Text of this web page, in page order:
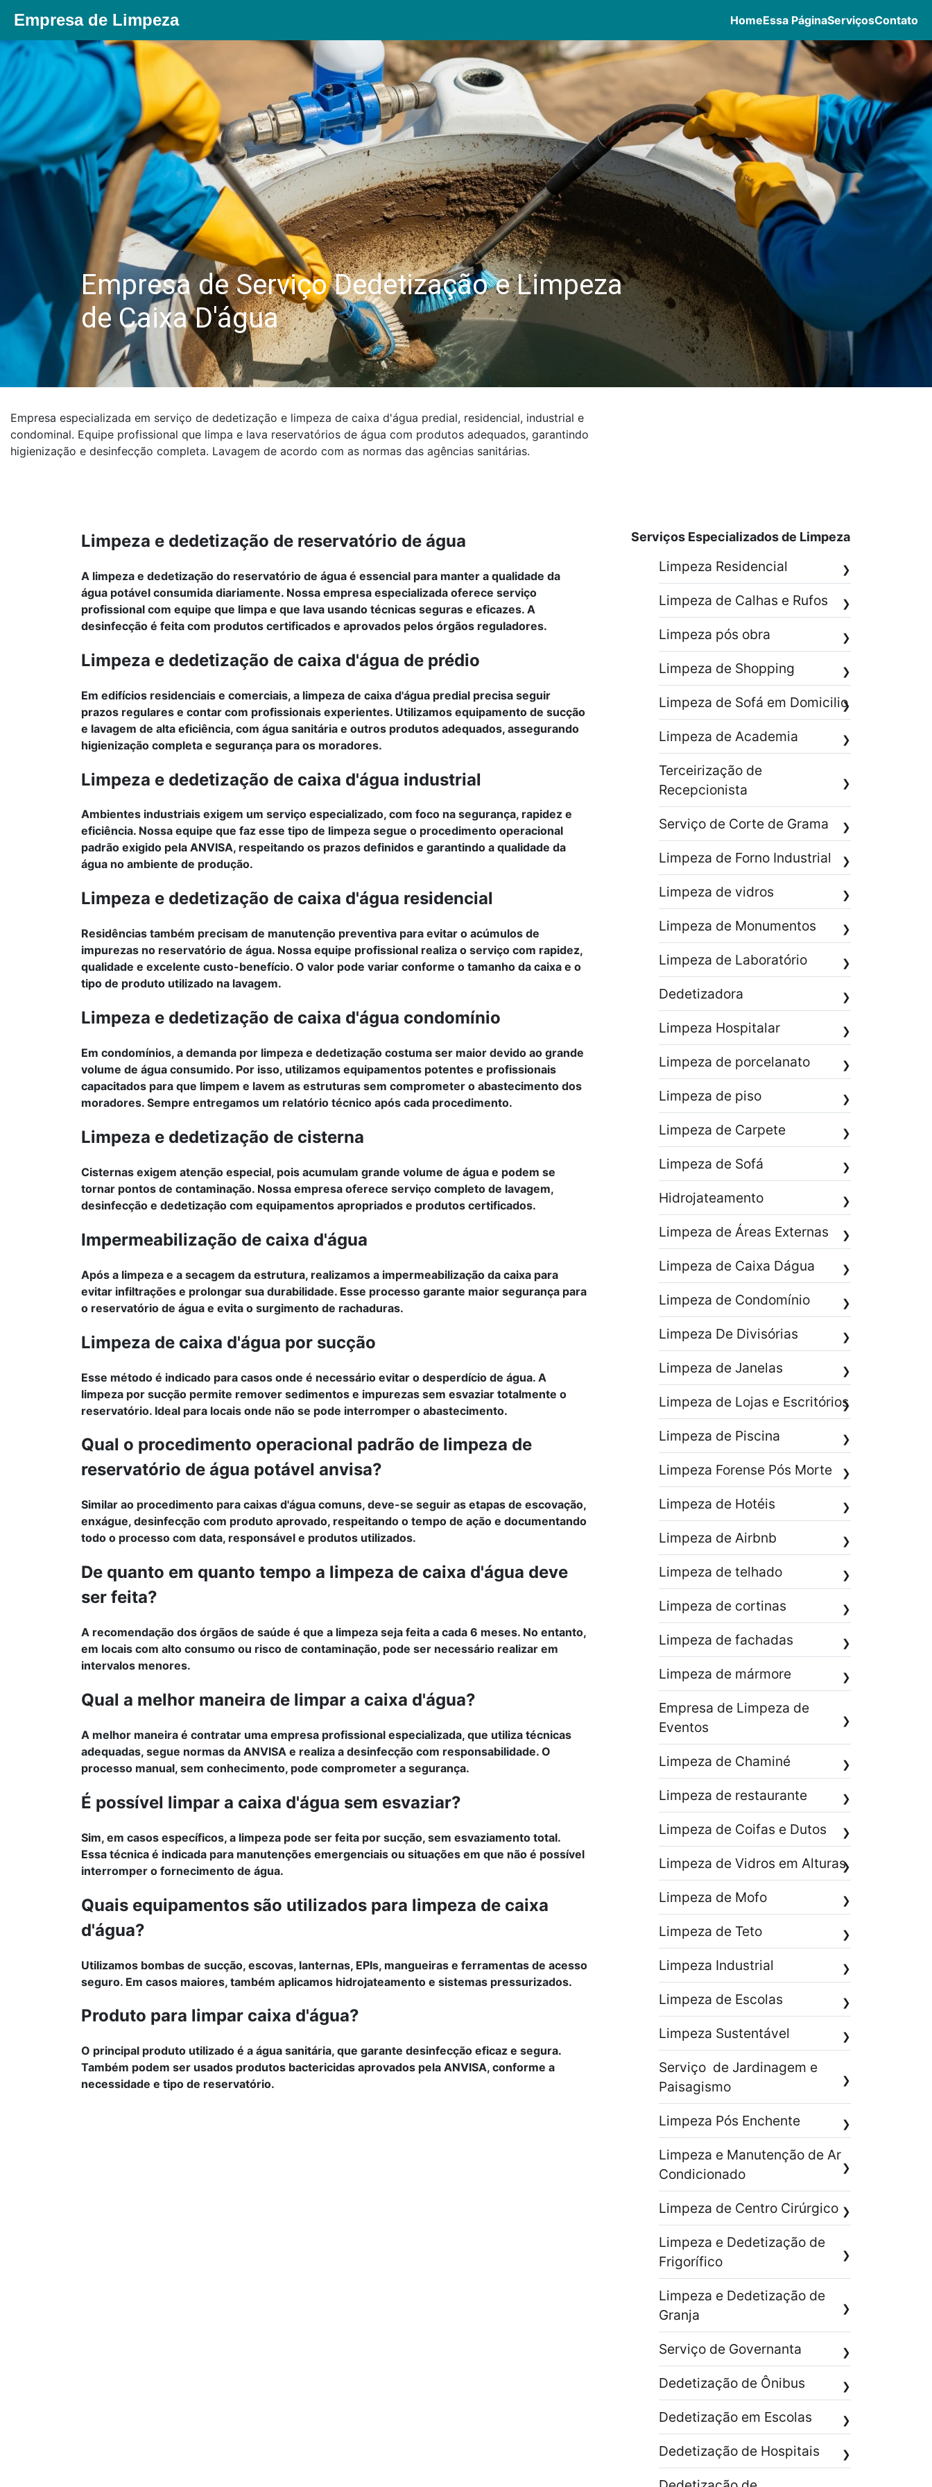
Empresa de Limpeza HomeEssa PáginaServiçosContato
Empresa de Serviço Dedetização e Limpeza
de Caixa D'água
Empresa especializada em serviço de dedetização e limpeza de caixa d'água predial, residencial, industrial e
condominal. Equipe profissional que limpa e lava reservatórios de água com produtos adequados, garantindo
higienização e desinfecção completa. Lavagem de acordo com as normas das agências sanitárias.
Limpeza e dedetização de reservatório de água
A limpeza e dedetização do reservatório de água é essencial para manter a qualidade da
água potável consumida diariamente. Nossa empresa especializada oferece serviço
profissional com equipe que limpa e que lava usando técnicas seguras e eficazes. A
desinfecção é feita com produtos certificados e aprovados pelos órgãos reguladores.
Limpeza e dedetização de caixa d'água de prédio
Em edifícios residenciais e comerciais, a limpeza de caixa d'água predial precisa seguir
prazos regulares e contar com profissionais experientes. Utilizamos equipamento de sucção
e lavagem de alta eficiência, com água sanitária e outros produtos adequados, assegurando
higienização completa e segurança para os moradores.
Limpeza e dedetização de caixa d'água industrial
Ambientes industriais exigem um serviço especializado, com foco na segurança, rapidez e
eficiência. Nossa equipe que faz esse tipo de limpeza segue o procedimento operacional
padrão exigido pela ANVISA, respeitando os prazos definidos e garantindo a qualidade da
água no ambiente de produção.
Limpeza e dedetização de caixa d'água residencial
Residências também precisam de manutenção preventiva para evitar o acúmulos de
impurezas no reservatório de água. Nossa equipe profissional realiza o serviço com rapidez,
qualidade e excelente custo-benefício. O valor pode variar conforme o tamanho da caixa e o
tipo de produto utilizado na lavagem.
Limpeza e dedetização de caixa d'água condomínio
Em condomínios, a demanda por limpeza e dedetização costuma ser maior devido ao grande
volume de água consumido. Por isso, utilizamos equipamentos potentes e profissionais
capacitados para que limpem e lavem as estruturas sem comprometer o abastecimento dos
moradores. Sempre entregamos um relatório técnico após cada procedimento.
Limpeza e dedetização de cisterna
Cisternas exigem atenção especial, pois acumulam grande volume de água e podem se
tornar pontos de contaminação. Nossa empresa oferece serviço completo de lavagem,
desinfecção e dedetização com equipamentos apropriados e produtos certificados.
Impermeabilização de caixa d'água
Após a limpeza e a secagem da estrutura, realizamos a impermeabilização da caixa para
evitar infiltrações e prolongar sua durabilidade. Esse processo garante maior segurança para
o reservatório de água e evita o surgimento de rachaduras.
Limpeza de caixa d'água por sucção
Esse método é indicado para casos onde é necessário evitar o desperdício de água. A
limpeza por sucção permite remover sedimentos e impurezas sem esvaziar totalmente o
reservatório. Ideal para locais onde não se pode interromper o abastecimento.
Qual o procedimento operacional padrão de limpeza de
reservatório de água potável anvisa?
Similar ao procedimento para caixas d'água comuns, deve-se seguir as etapas de escovação,
enxágue, desinfecção com produto aprovado, respeitando o tempo de ação e documentando
todo o processo com data, responsável e produtos utilizados.
De quanto em quanto tempo a limpeza de caixa d'água deve
ser feita?
A recomendação dos órgãos de saúde é que a limpeza seja feita a cada 6 meses. No entanto,
em locais com alto consumo ou risco de contaminação, pode ser necessário realizar em
intervalos menores.
Qual a melhor maneira de limpar a caixa d'água?
A melhor maneira é contratar uma empresa profissional especializada, que utiliza técnicas
adequadas, segue normas da ANVISA e realiza a desinfecção com responsabilidade. O
processo manual, sem conhecimento, pode comprometer a segurança.
É possível limpar a caixa d'água sem esvaziar?
Sim, em casos específicos, a limpeza pode ser feita por sucção, sem esvaziamento total.
Essa técnica é indicada para manutenções emergenciais ou situações em que não é possível
interromper o fornecimento de água.
Quais equipamentos são utilizados para limpeza de caixa
d'água?
Utilizamos bombas de sucção, escovas, lanternas, EPIs, mangueiras e ferramentas de acesso
seguro. Em casos maiores, também aplicamos hidrojateamento e sistemas pressurizados.
Produto para limpar caixa d'água?
O principal produto utilizado é a água sanitária, que garante desinfecção eficaz e segura.
Também podem ser usados produtos bactericidas aprovados pela ANVISA, conforme a
necessidade e tipo de reservatório.
Serviços Especializados de Limpeza
Limpeza Residencial ❯
Limpeza de Calhas e Rufos ❯
Limpeza pós obra ❯
Limpeza de Shopping ❯
Limpeza de Sofá em Domicilio
❯
Limpeza de Academia ❯
Terceirização de
Recepcionista
❯
Serviço de Corte de Grama ❯
Limpeza de Forno Industrial ❯
Limpeza de vidros ❯
Limpeza de Monumentos ❯
Limpeza de Laboratório ❯
Dedetizadora ❯
Limpeza Hospitalar ❯
Limpeza de porcelanato ❯
Limpeza de piso ❯
Limpeza de Carpete ❯
Limpeza de Sofá ❯
Hidrojateamento ❯
Limpeza de Áreas Externas ❯
Limpeza de Caixa Dágua ❯
Limpeza de Condomínio ❯
Limpeza De Divisórias ❯
Limpeza de Janelas ❯
Limpeza de Lojas e Escritórios
❯
Limpeza de Piscina ❯
Limpeza Forense Pós Morte ❯
Limpeza de Hotéis ❯
Limpeza de Airbnb ❯
Limpeza de telhado ❯
Limpeza de cortinas ❯
Limpeza de fachadas ❯
Limpeza de mármore ❯
Empresa de Limpeza de
Eventos
❯
Limpeza de Chaminé ❯
Limpeza de restaurante ❯
Limpeza de Coifas e Dutos ❯
Limpeza de Vidros em Alturas❯
Limpeza de Mofo ❯
Limpeza de Teto ❯
Limpeza Industrial ❯
Limpeza de Escolas ❯
Limpeza Sustentável ❯
Serviço de Jardinagem e
Paisagismo
❯
Limpeza Pós Enchente ❯
Limpeza e Manutenção de Ar
Condicionado
❯
Limpeza de Centro Cirúrgico ❯
Limpeza e Dedetização de
Frigorífico
❯
Limpeza e Dedetização de
Granja
❯
Serviço de Governanta ❯
Dedetização de Ônibus ❯
Dedetização em Escolas ❯
Dedetização de Hospitais ❯